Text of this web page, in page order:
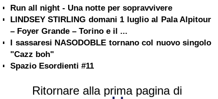
Run all night - Una notte per sopravvivere
LINDSEY STIRLING domani 1 luglio al Pala Alpitour
– Foyer Grande – Torino e il ...
I sassaresi NASODOBLE tornano col nuovo singolo
"Cazz boh"
Spazio Esordienti #11
Ritornare alla prima pagina di